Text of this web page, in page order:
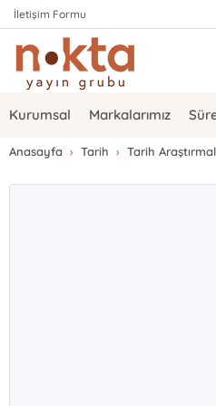
İletişim Formu
Kurumsal Markalarımız
Anasayfa Tarih Tarih